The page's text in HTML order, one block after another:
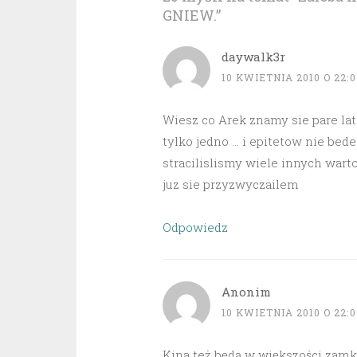
GNIEW.”
daywalk3r
10 KWIETNIA 2010 O
Wiesz co Arek znamy sie pare
tylko jedno … i epitetow nie
stracilislismy wiele innych
juz sie przyzwyczailem
Odpowiedz
Anonim
10 KWIETNIA 2010 O